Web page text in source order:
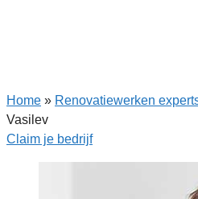
Home » Renovatiewerken
Vasilev
Claim je bedrijf